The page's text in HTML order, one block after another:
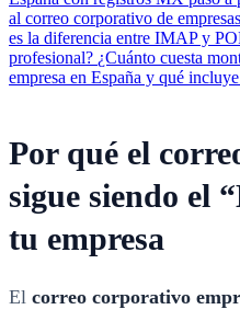
al correo corporativo de
es la diferencia entre IMAP y
profesional? ¿Cuánto cuesta
empresa en España y qué
Por qué el
sigue siendo el
tu empresa
El correo corporativo